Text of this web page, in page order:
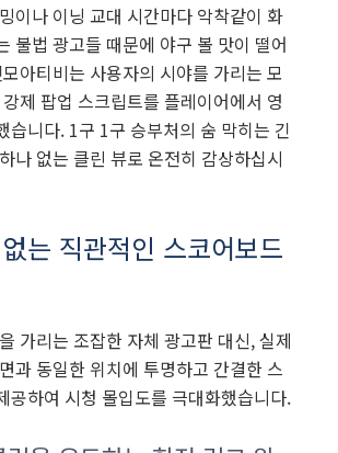
이나 이닝 교대 시간마다 악착같이 화
불법 광고들 때문에 야구 볼 맛이 떨어
아티비는 사용자의 시야를 가리는 모
제 팝업 스크립트를 플레이어에서 영
습니다. 1구 1구 승부처의 숨 막히는 긴
나 없는 클린 뷰로 온전히 감상하십시
는 직관적인 스코어보드
가리는 조잡한 자체 광고판 대신, 실제
과 동일한 위치에 투명하고 간결한 스
공하여 시청 몰입도를 극대화했습니다.